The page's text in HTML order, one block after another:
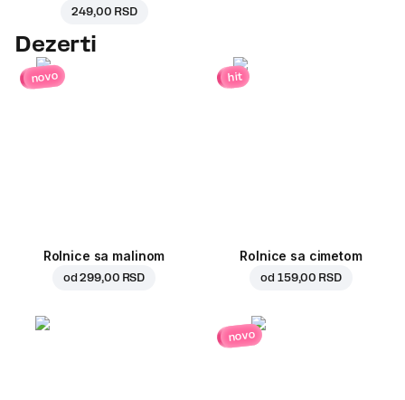
249,00 RSD
Dezerti
novo
Rolnice sa malinom
od299,00 RSD
hit
Rolnice sa cimetom
od 159,00 RSD
novo